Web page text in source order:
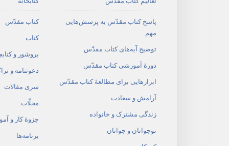
پاسخ کتاب مقدّس به پرسش‌هایی
مهم
توضیح آیه‌های کتاب مقدّس
دورهٔ آموزشی کتاب مقدّس
ابزارهایی برای مطالعهٔ کتاب مقدّس
آرامش و سعادت
زندگی مشترک و خانواده
نوجوانان و جوانان
کتاب مقدّس
کتاب
بروشور و
دعوتنامه و
سری مقالات
مجلّات
جزوهٔ کار و
برنامه‌ها